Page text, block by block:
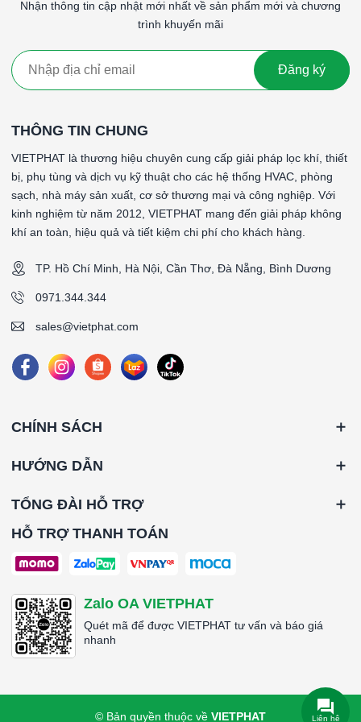
carbon khung nhôm 595x595x46mm, Lọc carbon khung nhôm
595x595x46mm, Lọc carbon khung nhôm
595x595x46mm, Lọc carbon khung nhôm
595x595x46mm, Lọc carbon khung nhôm 595x595x46mm
####
*Tên sản phẩm: PreCarb WA
*Vật liệu lọc: Bông carbon dầy 5mm
*Vật liệu khung: Khung nhôm định hình
*Gasket (ron): Không có gasket (ron)
*Lưới bảo vệ: Không có
*Vận tốc gió bề mặt: 2.5 m/s
*Độ tổn thất áp suất khuyến nghị thay thế: 250Pa
*Lưu lượng: 3500CMH
####
Nhận thông tin cập nhật mới nhất về sản phẩm mới và chương
trình khuyến mãi
Đăng ký
THÔNG TIN CHUNG
VIETPHAT là thương hiệu chuyên cung cấp giải pháp lọc khí, thiết
bị, phụ tùng và dịch vụ kỹ thuật cho các hệ thống HVAC, phòng
sạch, nhà máy sản xuất, cơ sở thương mại và công nghiệp. Với
kinh nghiệm từ năm 2012, VIETPHAT mang đến giải pháp không
khí an toàn, hiệu quả và tiết kiệm chi phí cho khách hàng.
TP. Hồ Chí Minh, Hà Nội, Cần Thơ, Đà Nẵng, Bình Dương
0971.344.344
sales@vietphat.com
CHÍNH SÁCH
HƯỚNG DẪN
TỔNG ĐÀI HỖ TRỢ
HỖ TRỢ THANH TOÁN
Zalo OA VIETPHAT
Quét mã để được VIETPHAT tư vấn và báo giá
nhanh
© Bản quyền thuộc về VIETPHAT Liên hệ